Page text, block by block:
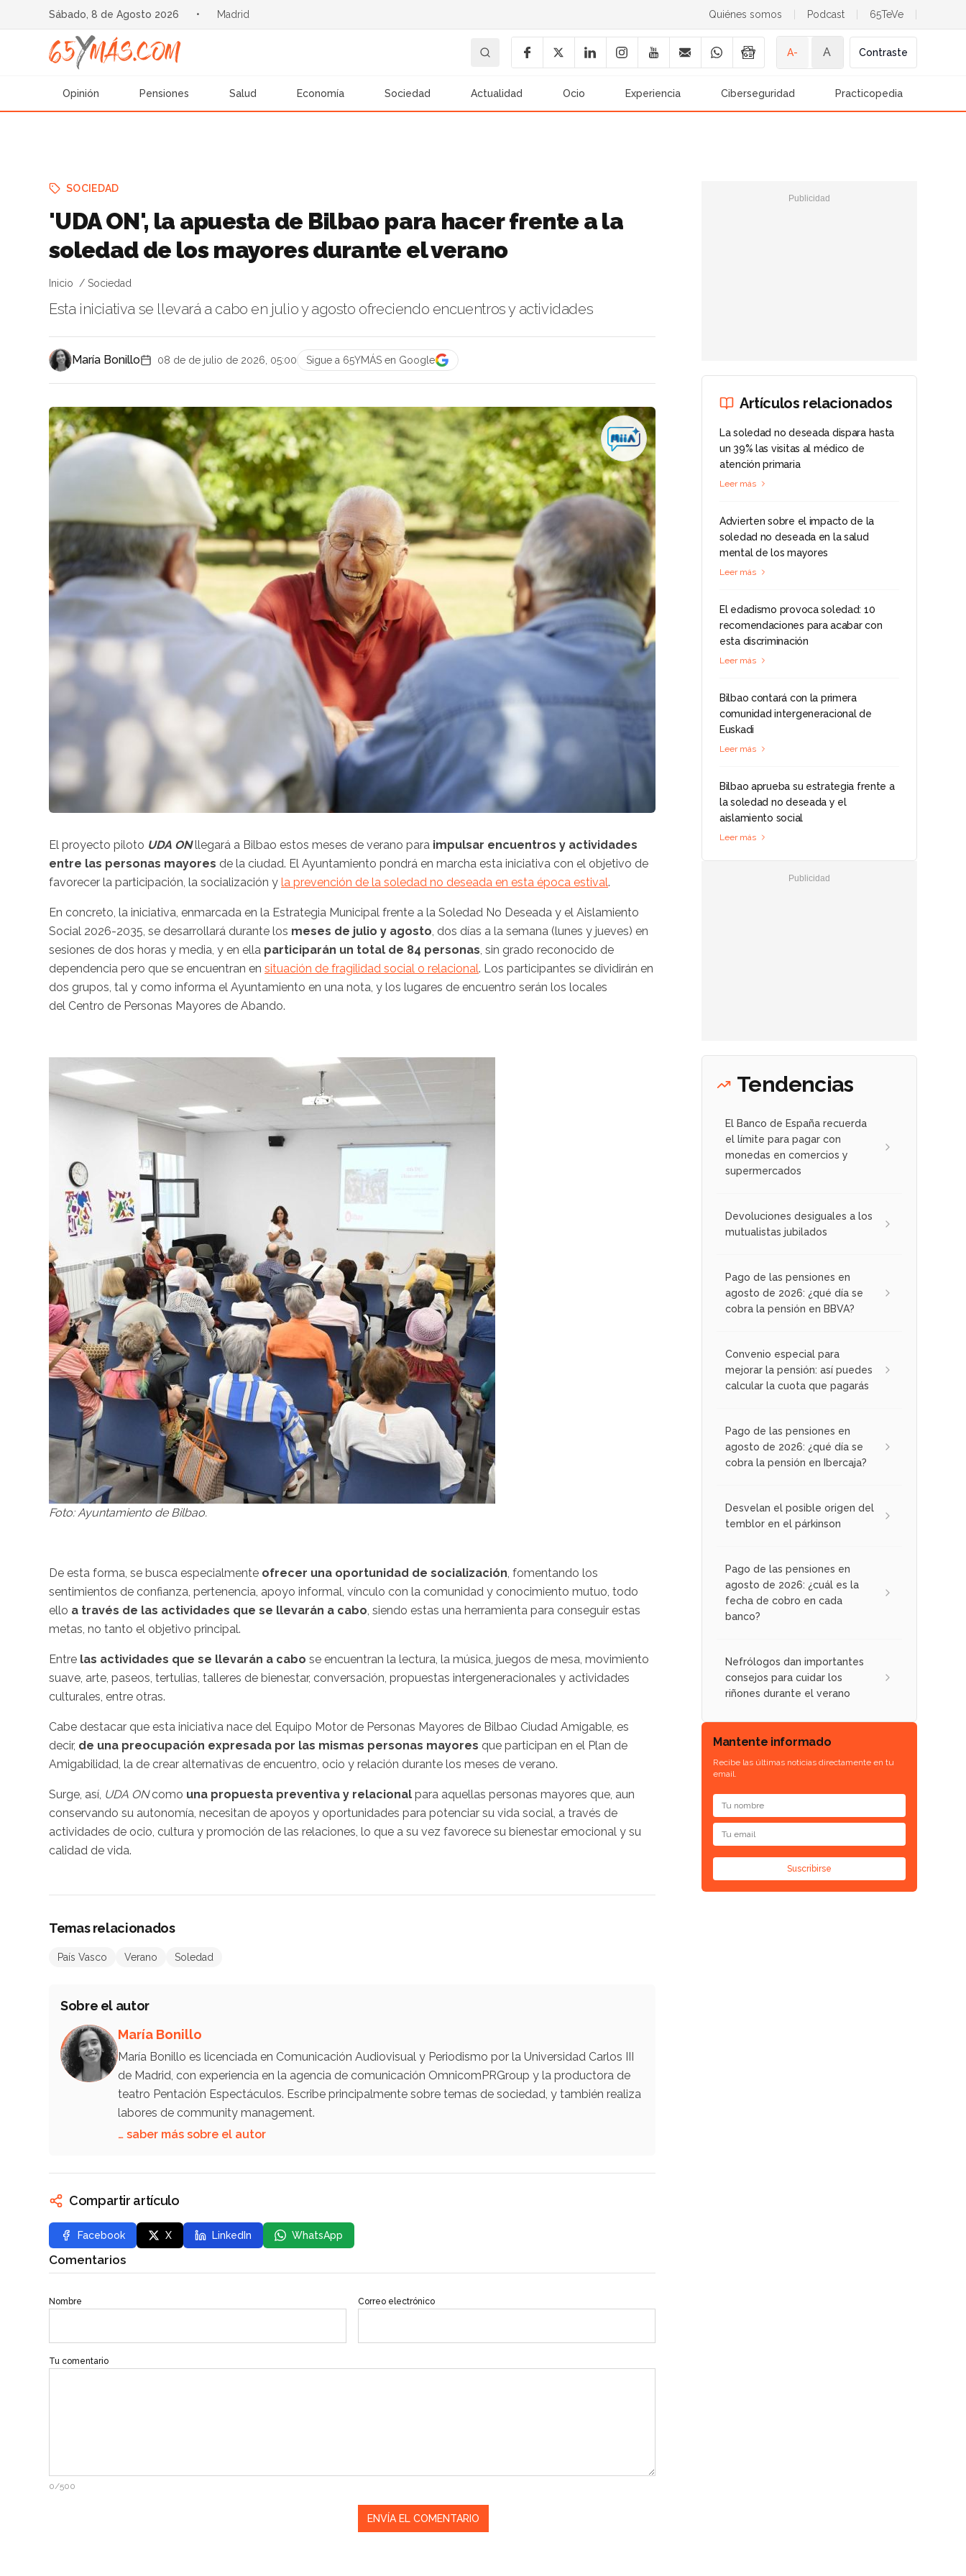
Sábado, 8 de Agosto 2026 • Madrid Quiénes somos Podcast 65TeVe
A- A Contraste
Opinión Pensiones Salud Economía Sociedad Actualidad Ocio Experiencia Ciberseguridad Practicopedia
SOCIEDAD
'UDA ON', la apuesta de Bilbao para hacer frente a la
soledad de los mayores durante el verano
Inicio Sociedad
Esta iniciativa se llevará a cabo en julio y agosto ofreciendo encuentros y actividades
María Bonillo 08 de de julio de 2026, 05:00 Sigue a 65YMÁS en Google
El proyecto piloto UDA ONllegará a Bilbao estos meses de verano para impulsar encuentros y actividades
entre las personas mayores de la ciudad. El Ayuntamiento pondrá en marcha esta iniciativa con el objetivo de
favorecer la participación, la socialización y la prevención de la soledad no deseada en esta época estival.
En concreto, la iniciativa, enmarcada en la Estrategia Municipal frente a la Soledad No Deseada y el Aislamiento
Social 2026-2035, se desarrollará durante los meses de julio y agosto , dos días a la semana (lunes y jueves) en
sesiones de dos horas y media, y en ella participarán un total de 84 personas , sin grado reconocido de
dependencia pero que se encuentran en situación de fragilidad social o relacional. Los participantes se dividirán en
dos grupos, tal y como informa el Ayuntamiento en una nota, y los lugares de encuentro serán los locales
del Centro de Personas Mayores de Abando.
Foto: Ayuntamiento de Bilbao.
De esta forma, se busca especialmente ofrecer una oportunidad de socialización , fomentando los
sentimientos de confianza, pertenencia, apoyo informal, vínculo con la comunidad y conocimiento mutuo, todo
ello a través de las actividades que se llevarán a cabo , siendo estas una herramienta para conseguir estas
metas, no tanto el objetivo principal.
Entre las actividades que se llevarán a cabo se encuentran la lectura, la música, juegos de mesa, movimiento
suave, arte, paseos, tertulias, talleres de bienestar, conversación, propuestas intergeneracionales y actividades
culturales, entre otras.
Cabe destacar que esta iniciativa nace del Equipo Motor de Personas Mayores de Bilbao Ciudad Amigable, es
decir, de una preocupación expresada por las mismas personas mayores que participan en el Plan de
Amigabilidad, la de crear alternativas de encuentro, ocio y relación durante los meses de verano.
Surge, así, UDA ONcomo una propuesta preventiva y relacional para aquellas personas mayores que, aun
conservando su autonomía, necesitan de apoyos y oportunidades para potenciar su vida social, a través de
actividades de ocio, cultura y promoción de las relaciones, lo que a su vez favorece su bienestar emocional y su
calidad de vida.
Temas relacionados
País Vasco Verano Soledad
Sobre el autor
María Bonillo
María Bonillo es licenciada en Comunicación Audiovisual y Periodismo por la Universidad Carlos III
de Madrid, con experiencia en la agencia de comunicación OmnicomPRGroup y la productora de
teatro Pentación Espectáculos. Escribe principalmente sobre temas de sociedad, y también realiza
labores de community management.
… saber más sobre el autor
Compartir artículo
Facebook X LinkedIn WhatsApp
Comentarios
Nombre Correo electrónico
Tu comentario
0/500
Artículos relacionados
La soledad no deseada dispara hasta
un 39% las visitas al médico de
atención primaria
Leer más
Advierten sobre el impacto de la
soledad no deseada en la salud
mental de los mayores
Leer más
El edadismo provoca soledad: 10
recomendaciones para acabar con
esta discriminación
Leer más
Bilbao contará con la primera
comunidad intergeneracional de
Euskadi
Leer más
Bilbao aprueba su estrategia frente a
la soledad no deseada y el
aislamiento social
Leer más
Tendencias
El Banco de España recuerda
el límite para pagar con
monedas en comercios y
supermercados
Devoluciones desiguales a los
mutualistas jubilados
Pago de las pensiones en
agosto de 2026: ¿qué día se
cobra la pensión en BBVA?
Convenio especial para
mejorar la pensión: así puedes
calcular la cuota que pagarás
Pago de las pensiones en
agosto de 2026: ¿qué día se
cobra la pensión en Ibercaja?
Desvelan el posible origen del
temblor en el párkinson
Pago de las pensiones en
agosto de 2026: ¿cuál es la
fecha de cobro en cada
banco?
Nefrólogos dan importantes
consejos para cuidar los
riñones durante el verano
Mantente informado
Recibe las últimas noticias directamente en tu
email.
Suscribirse